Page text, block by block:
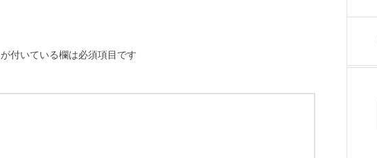
が付いている欄は必須項目です